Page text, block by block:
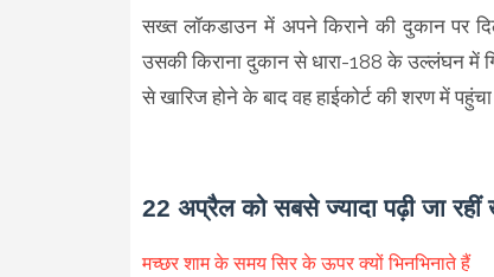
सख्त लॉकडाउन में अपने किराने की दुकान पर
उसकी किराना दुकान से धारा-188 के उल्लंघन में
से खारिज होने के बाद वह हाईकोर्ट की शरण में
22 अप्रैल को सबसे ज्यादा पढ़ी जा रहीं
मच्छर शाम के समय सिर के ऊपर क्यों भिनभिनाते हैं